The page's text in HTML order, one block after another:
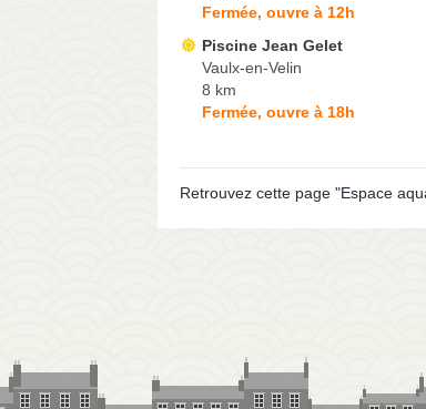
Fermée, ouvre à 12h
Piscine Jean Gelet
Vaulx-en-Velin
8 km
Fermée, ouvre à 18h
Retrouvez cette page "Espace